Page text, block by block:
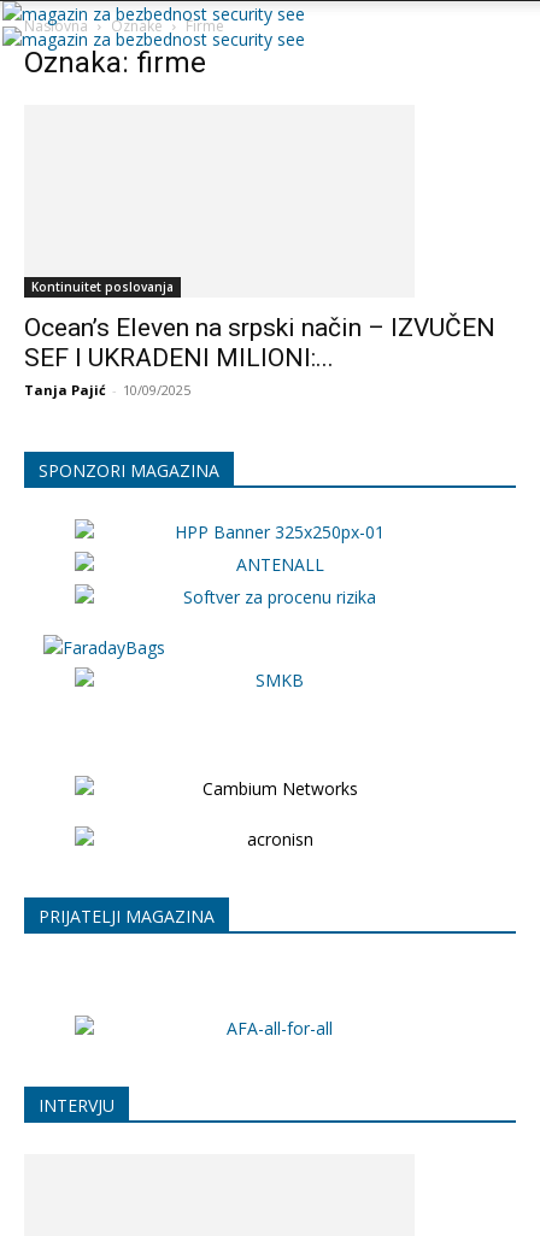
Naslovna Oznake Firme
Oznaka: firme
Kontinuitet poslovanja
Ocean’s Eleven na srpski način – IZVUČEN
SEF I UKRADENI MILIONI:...
Tanja Pajić - 10/09/2025
SPONZORI MAGAZINA
PRIJATELJI MAGAZINA
INTERVJU